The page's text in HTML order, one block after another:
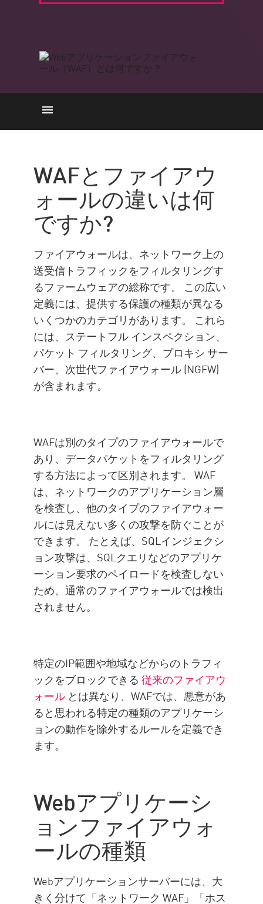
WAFの種類
アプライアンス
仕組み
資格
欠点
Protection
WAFとファイアウ
ォールの違いは何
ですか?
ファイアウォールは、ネットワーク上の
送受信トラフィックをフィルタリングす
るファームウェアの総称です。 この広い
定義には、提供する保護の種類が異なる
いくつかのカテゴリがあります。 これら
には、ステートフル インスペクション、
パケット フィルタリング、プロキシ サー
バー、次世代ファイアウォール (NGFW)
が含まれます。
WAFは別のタイプのファイアウォールで
あり、データパケットをフィルタリング
する方法によって区別されます。 WAF
は、ネットワークのアプリケーション層
を検査し、他のタイプのファイアウォー
ルには見えない多くの攻撃を防ぐことが
できます。 たとえば、SQLインジェクシ
ョン攻撃は、SQLクエリなどのアプリケ
ーション要求のペイロードを検査しない
ため、通常のファイアウォールでは検出
されません。
特定のIP範囲や地域などからのトラフィ
ックをブロックできる従来のファイアウ
ォール とは異なり、WAFでは、悪意があ
ると思われる特定の種類のアプリケーシ
ョンの動作を除外するルールを定義でき
ます。
Webアプリケーシ
ョンファイアウォ
ールの種類
Webアプリケーションサーバーには、大
きく分けて「ネットワーク WAF」「ホス